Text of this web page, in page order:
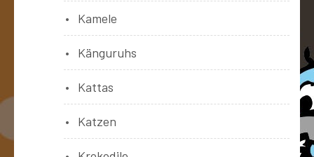
Kamele
Känguruhs
Kattas
Katzen